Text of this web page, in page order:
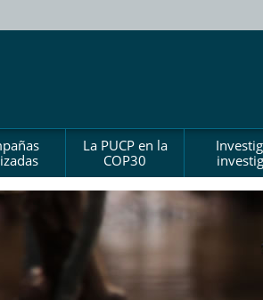
La PUCP en la
COP30